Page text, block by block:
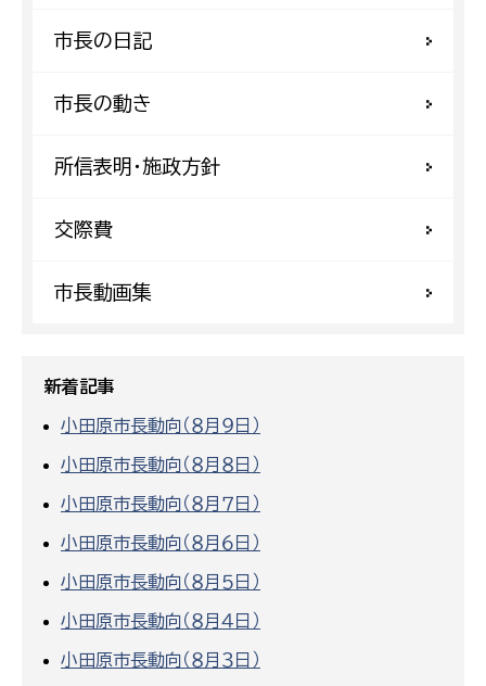
市長の日記
市長の動き
所信表明・施政方針
交際費
市長動画集
新着記事
小田原市長動向（８月９日）
小田原市長動向（８月８日）
小田原市長動向（８月７日）
小田原市長動向（８月６日）
小田原市長動向（８月５日）
小田原市長動向（８月４日）
小田原市長動向（８月３日）